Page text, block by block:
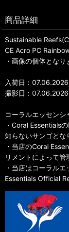
商品詳細
Sustainable
CE Acro PC
・画像の個体となり
入荷日：07.06.2026
撮影日：07.06.2026
コーラルエッセン
・Coral Essentials
知らないサンゴとな
・当店のCoral
リメントによって管
・当店はコーラル
Essentials Official